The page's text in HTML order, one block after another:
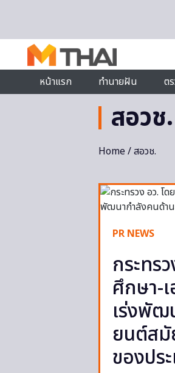
หน้าแรก
ทำนายฝัน ต
สอวช.
Home/ สอวช.
PR NEWS
กระทร
ศึกษา-
เร่งพัฒ
ยนต์สมั
ของปร